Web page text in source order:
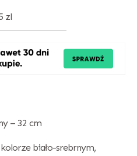
zl
– 32 cm
biało-srebrnym,